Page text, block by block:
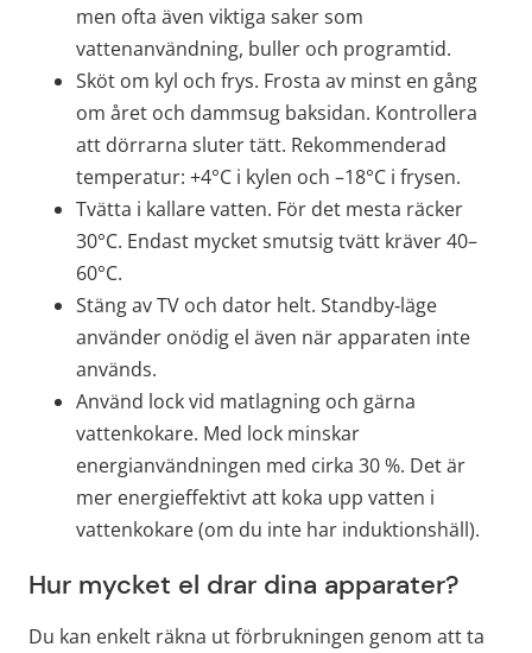
men ofta även viktiga saker som
vattenanvändning, buller och programtid.
Sköt om kyl och frys. Frosta av minst en gång
om året och dammsug baksidan. Kontrollera
att dörrarna sluter tätt. Rekommenderad
temperatur: +4°C i kylen och –18°C i frysen.
Tvätta i kallare vatten. För det mesta räcker
30°C. Endast mycket smutsig tvätt kräver 40–
60°C.
Stäng av TV och dator helt. Standby‑läge
använder onödig el även när apparaten inte
används.
Använd lock vid matlagning och gärna
vattenkokare. Med lock minskar
energianvändningen med cirka 30 %. Det är
mer energieffektivt att koka upp vatten i
vattenkokare (om du inte har induktionshäll).
Hur mycket el drar dina apparater?
Du kan enkelt räkna ut förbrukningen genom att ta